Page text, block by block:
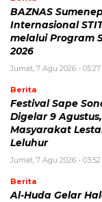
BAZNAS
Internasional
melalui Program
2026
Jumat, 7 Agu 2026 -
Berita
Festival Sape
Digelar 9
Masyarakat
Leluhur
Jumat, 7 Agu 2026 -
Berita
Al-Huda Gelar